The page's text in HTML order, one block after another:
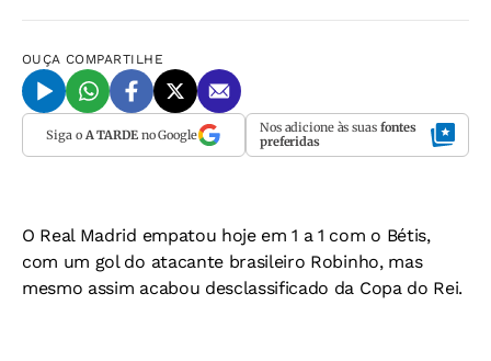
OUÇA COMPARTILHE
Siga o A TARDEno Google Nos adicione às suas fontes
preferidas
O Real Madrid empatou hoje em 1 a 1 com o Bétis,
com um gol do atacante brasileiro Robinho, mas
mesmo assim acabou desclassificado da Copa do Rei.